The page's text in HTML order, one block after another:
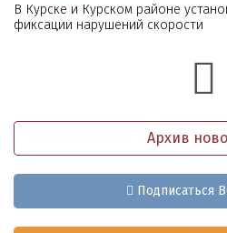
В Курске и Курском районе
фиксации нарушений скорости
Архив
Подписаться